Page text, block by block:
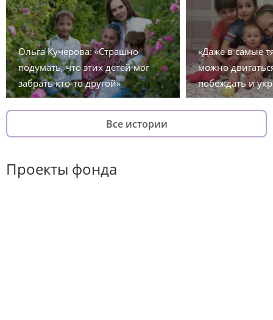
Ольга Кучерова: «Страшно
подумать, что этих детей мог
забрать кто-то другой»
«Даже в самые
можно
побеждать и
Все истории
Проекты фонда